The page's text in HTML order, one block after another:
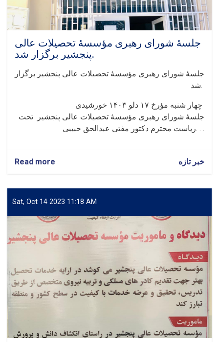
جلسهٔ‌ شورای رهبری مؤسسهٔ تحصیلات عالی
پنجشیر برگزار شد.
جلسهٔ‌ شورای رهبری مؤسسهٔ تحصیلات عالی پنجشیر برگزار
شد.
ریاست محترم دکتور مفتی عبدالحق حبیبی. . .
Read more
رهبری
مؤسسهٔ
عالی
پنجشیر
برگزار
خبر تازه
Sat, Oct 14 2023 11:18 AM